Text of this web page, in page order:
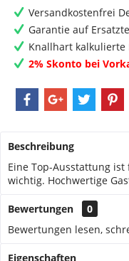
Versandkostenfrei
Garantie auf
Knallhart kalkulierte
2% Skonto bei
Beschreibung
Eine Top-Ausstattung
wichtig. Hochwertige
Bewertungen
0
Bewertungen lesen,
Eigenschaften